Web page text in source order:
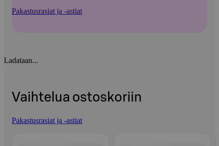
Pakastusrasiat ja -astiat
Ladataan...
Vaihtelua ostoskoriin
Pakastusrasiat ja -astiat